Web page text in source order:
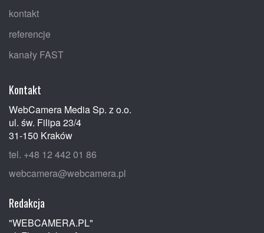
kontakt
referencje
kanały FAST
Kontakt
WebCamera Media Sp. z o.o.
ul. św. Filipa 23/4
31-150 Kraków
tel. +48 12 442 01 86
webcamera@webcamera.pl
Redakcja
"WEBCAMERA.PL"